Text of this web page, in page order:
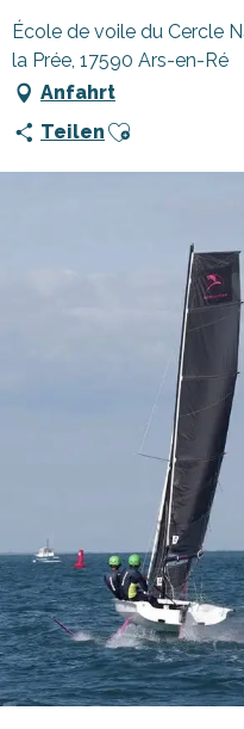
École de voile du Cercle
la Prée, 17590 Ars-en-Ré
Anfahrt
Teilen Ajouter aux